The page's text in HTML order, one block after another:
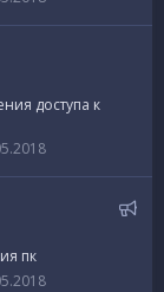
доступа к
Р
пк